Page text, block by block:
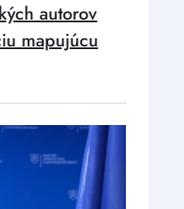
autorov
mapujúcu